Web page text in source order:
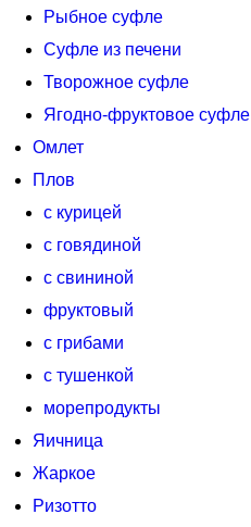
Рыбное суфле
Суфле из печени
Творожное суфле
Ягодно-фруктовое суфле
Омлет
Плов
с курицей
с говядиной
с свининой
фруктовый
с грибами
с тушенкой
морепродукты
Яичница
Жаркое
Ризотто